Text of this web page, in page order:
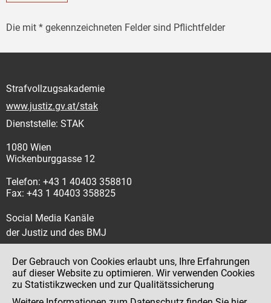
Die mit * gekennzeichneten Felder sind Pflichtfelder
Strafvollzugsakademie
www.justiz.gv.at/stak
Dienststelle: STAK
1080 Wien
Wickenburggasse 12
Telefon: +43 1 40403 358810
Fax: +43 1 40403 358825
Social Media Kanäle
der Justiz und des BMJ
Impressum
Der Gebrauch von Cookies erlaubt uns, Ihre Erfahrungen
auf dieser Website zu optimieren. Wir verwenden Cookies
zu Statistikzwecken und zur Qualitätssicherung